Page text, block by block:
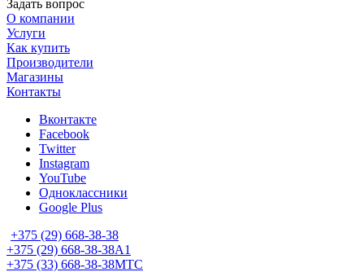
Задать вопрос
О компании
Услуги
Как купить
Производители
Магазины
Контакты
Вконтакте
Facebook
Twitter
Instagram
YouTube
Одноклассники
Google Plus
+375 (29) 668-38-38
+375 (29) 668-38-38A1
+375 (33) 668-38-38МТС